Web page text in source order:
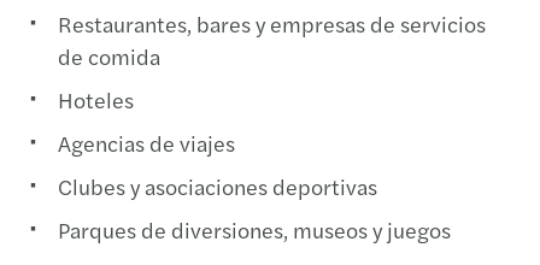
Restaurantes, bares y empresas de servicios
de comida
Hoteles
Agencias de viajes
Clubes y asociaciones deportivas
Parques de diversiones, museos y juegos